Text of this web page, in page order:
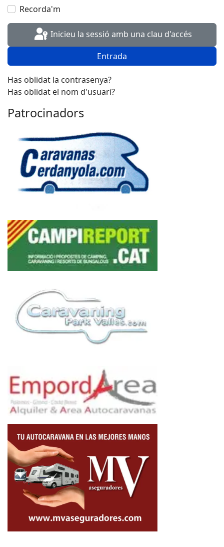
Recorda'm
Inicieu la sessió amb una clau d'accés
Entrada
Has oblidat la contrasenya?
Has oblidat el nom d'usuari?
Patrocinadors